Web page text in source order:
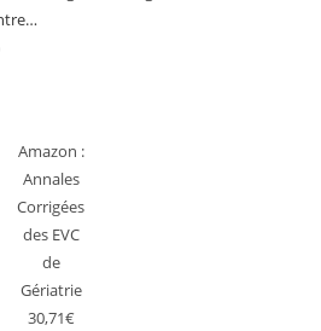
Amazon :
Annales
Corrigées
des EVC
de
Gériatrie
30,71€